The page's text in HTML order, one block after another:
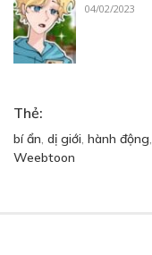
04/02/2023
Thẻ:
bí ẩn, dị giới, hành động,
Weebtoon